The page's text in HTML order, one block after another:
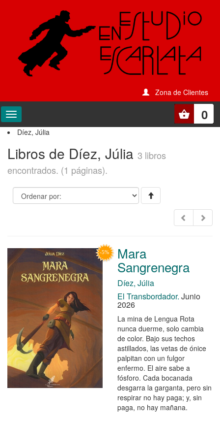
Zona de Clientes
0
Díez, Júlia
Libros de Díez, Júlia 3 libros
encontrados. (1 páginas).
Mara
Sangrenegra
Díez, Júlia
El Transbordador. Junio
2026
La mina de Lengua Rota
nunca duerme, solo cambia
de color. Bajo sus techos
astillados, las vetas de ónice
palpitan con un fulgor
enfermo. El aire sabe a
fósforo. Cada bocanada
desgarra la garganta, pero sin
respirar no hay paga; y, sin
paga, no hay mañana.